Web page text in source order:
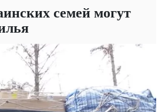
семей могут